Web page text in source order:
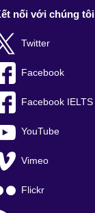
nối với chúng tôi
Twitter
Facebook
Facebook IELTS
YouTube
Vimeo
Flickr